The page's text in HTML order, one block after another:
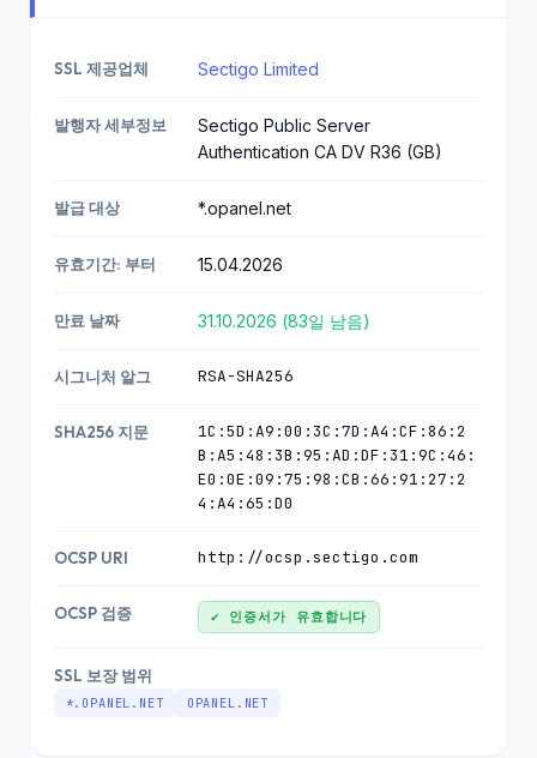
SSL 제공업체 Sectigo Limited
발행자 세부정보
Sectigo Public Server
Authentication CA DV R36 (GB)
발급 대상 *.opanel.net
유효기간: 부터 15.04.2026
만료 날짜 31.10.2026 (83일 남음)
시그니처 알그 RSA-SHA256
SHA256 지문
1C:5D:A9:00:3C:7D:A4:CF:86:2
B:A5:48:3B:95:AD:DF:31:9C:46:
E0:0E:09:75:98:CB:66:91:27:2
4:A4:65:D0
OCSP URI http://ocsp.sectigo.com
OCSP 검증 ✔ 인증서가 유효합니다
SSL 보장 범위
*.OPANEL.NET OPANEL.NET